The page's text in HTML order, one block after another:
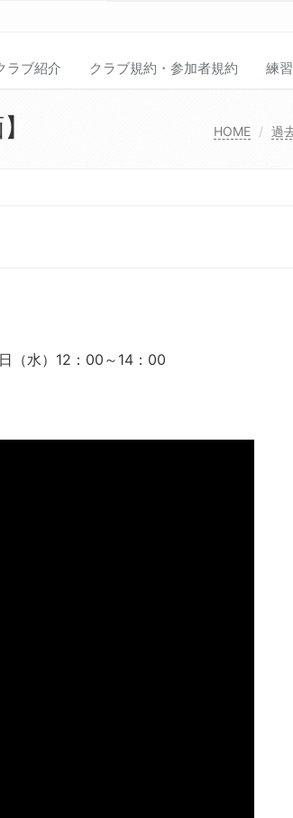
ラブ紹介 クラブ規約・参加者規約 練
HOME 過
水）12：00～14：00